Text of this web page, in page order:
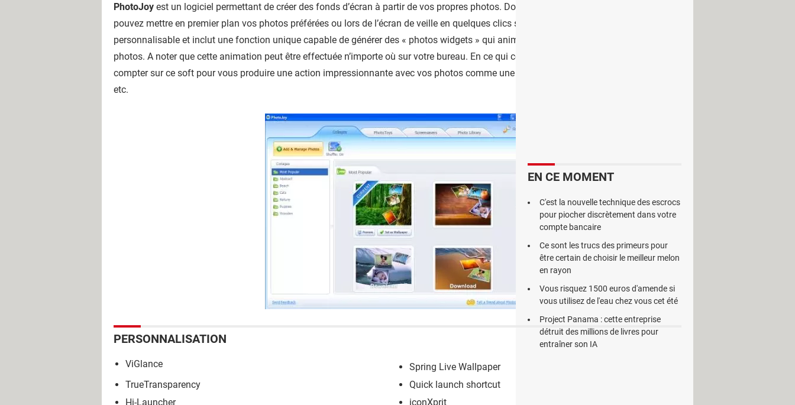
PhotoJoy est un logiciel permettant de créer des fonds d’écran à partir de vos propres photos. Dorénavant, grâce à ce logiciel, vous
pouvez mettre en premier plan vos photos préférées ou lors de l’écran de veille en quelques clics seulement. Il est totalement
personnalisable et inclut une fonction unique capable de générer des « photos widgets » qui animent et effectuent des transitions de vos
photos. A noter que cette animation peut être effectuée n’importe où sur votre bureau. En ce qui concerne l’écran de veille, vous pouvez
compter sur ce soft pour vous produire une action impressionnante avec vos photos comme une chute de photo, une rotation d’un cube,
etc.
PERSONNALISATION
ViGlance
Spring Live Wallpaper
TrueTransparency
Quick launch shortcut
Hi-Launcher
iconXprit
EN CE MOMENT
C'est la nouvelle technique des escrocs
pour piocher discrètement dans votre
compte bancaire
Ce sont les trucs des primeurs pour
être certain de choisir le meilleur melon
en rayon
Vous risquez 1500 euros d'amende si
vous utilisez de l'eau chez vous cet été
Project Panama : cette entreprise
détruit des millions de livres pour
entraîner son IA